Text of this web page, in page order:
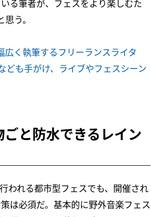
る筆者が、フェスをより楽しむた
う。
く執筆するフリーランスライタ
も手がけ、ライブやフェスシーン
と防水できるレイン
われる都市型フェスでも、開催され
は必須だ。基本的に野外音楽フェス